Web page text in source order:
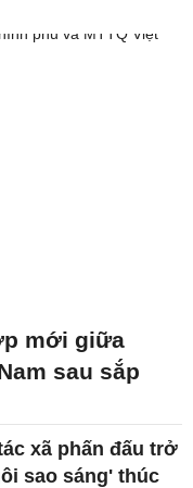
mới giữa
sau sắp
xã phấn đấu trở
sao sáng' thúc